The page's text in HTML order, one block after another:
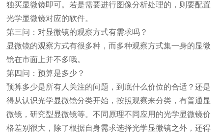
独买显微镜即可。若是需要进行图像分析处理的，则要配置
光学显微镜对应的软件。
第三问：对显微镜的观察方式有需求吗？
显微镜的观察方式有很多种，而多种观察方式集一身的显微
镜在市面上并不多哦。
第四问：预算是多少？
预算多少是所有人关注的问题，到底什么价位的合适？还是
得从认识光学显微镜分类开始，按照观察来分类，有普通显
微镜，研究型显微镜等。不同原理不同应用的光学显微镜价
格差别很大，除了根据自身需求选择光学显微镜之外，还得